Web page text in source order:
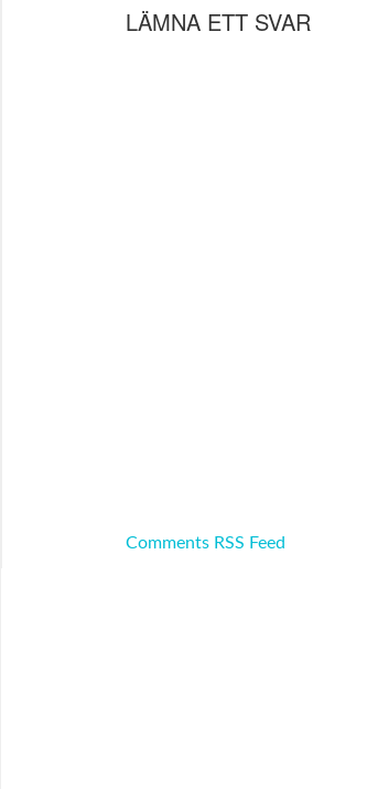
LÄMNA ETT SVAR
Comments RSS Feed